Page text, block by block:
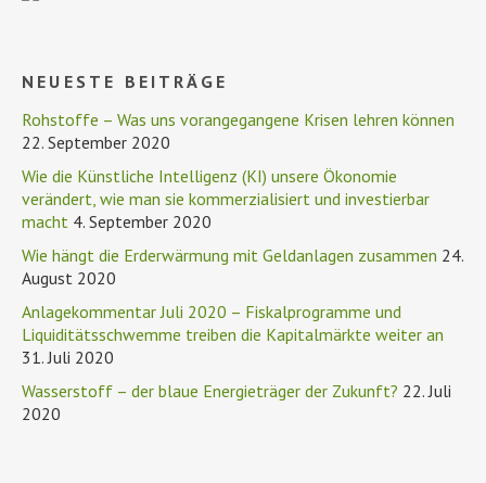
NEUESTE BEITRÄGE
Rohstoffe – Was uns vorangegangene Krisen lehren können
22. September 2020
Wie die Künstliche Intelligenz (KI) unsere Ökonomie
verändert, wie man sie kommerzialisiert und investierbar
macht 4. September 2020
Wie hängt die Erderwärmung mit Geldanlagen zusammen 24.
August 2020
Anlagekommentar Juli 2020 – Fiskalprogramme und
Liquiditätsschwemme treiben die Kapitalmärkte weiter an
31. Juli 2020
Wasserstoff – der blaue Energieträger der Zukunft? 22. Juli
2020